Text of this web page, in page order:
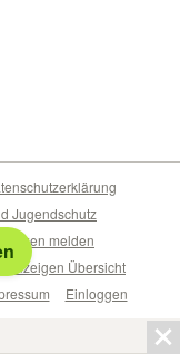
Jugendschutz
melden
Anzeigen Übersicht
Einloggen